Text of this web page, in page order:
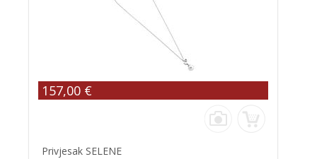
157,00 €
Privjesak SELENE